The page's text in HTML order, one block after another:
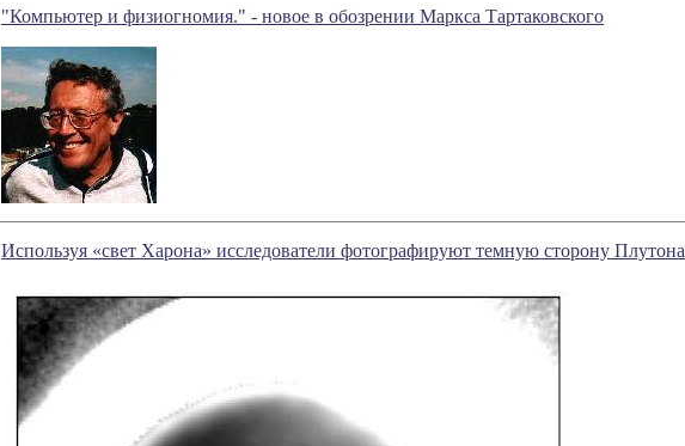
"Компьютер и физиогномия." - новое в обозрении Маркса Тартаковского
Используя «свет Харона» исследователи фотографируют темную сторону Плутона